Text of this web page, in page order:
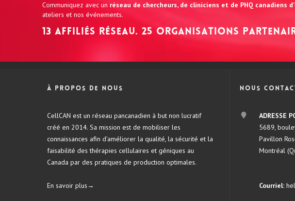
Communiquez avec un réseau de chercheurs, de cliniciens et de PHQ canadiens
ateliers et nos événements.
13 affiliés réseau. 25 organisations
À propos de nous
CellCAN est un réseau pancanadien à but non lucratif
créé en 2014. Sa mission est de mobiliser les
connaissances afin d’améliorer la qualité, la sécurité et la
faisabilité des thérapies cellulaires et géniques au
Canada par des pratiques de production optimales.
En savoir plus→
Nous
ADRESSE
5689,
Pavillon
Montréal
Courriel: